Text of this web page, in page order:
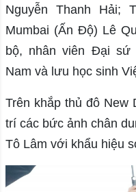
Nguyễn Thanh Hải;
Mumbai (Ấn Độ) Lê
bộ, nhân viên Đại sứ
Nam và lưu học sinh
Trên khắp thủ đô
trí các bức ảnh chân
Tô Lâm với khẩu hiệu